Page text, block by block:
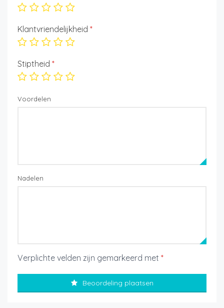
Klantvriendelijkheid *
Stiptheid *
Voordelen
Nadelen
Verplichte velden zijn gemarkeerd met *
Beoordeling plaatsen